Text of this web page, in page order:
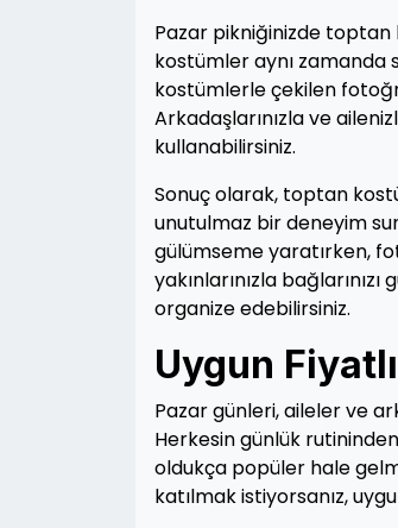
Pazar pikniğinizde toptan
kostümler aynı zamanda
kostümlerle çekilen
Arkadaşlarınızla ve
kullanabilirsiniz.
Sonuç olarak, toptan
unutulmaz bir deneyim
gülümseme yaratırken,
yakınlarınızla
organize edebilirsiniz.
Uygun
Pazar günleri, aileler ve
Herkesin günlük
oldukça popüler hale
katılmak istiyorsanız,